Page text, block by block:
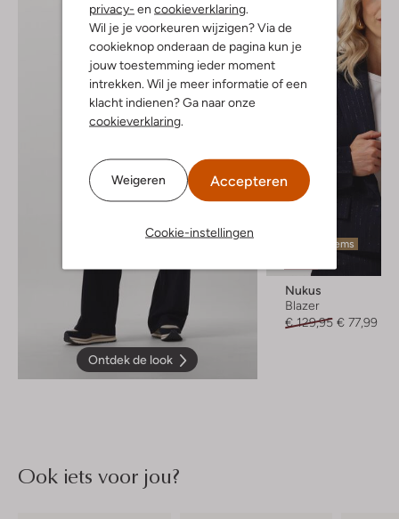
privacy- en cookieverklaring
Wil je je voorkeuren wijzigen? Via de
cookieknop onderaan de pagina kun je
jouw toestemming ieder moment
intrekken. Wil je meer informatie of een
klacht indienen? Ga naar onze
cookieverklaring
Weigeren Accepteren
Cookie-instellingen
Ontdek de look
Laatste items
Nukus
Blazer
€ 129,95 € 77,99
Ook iets voor jou?